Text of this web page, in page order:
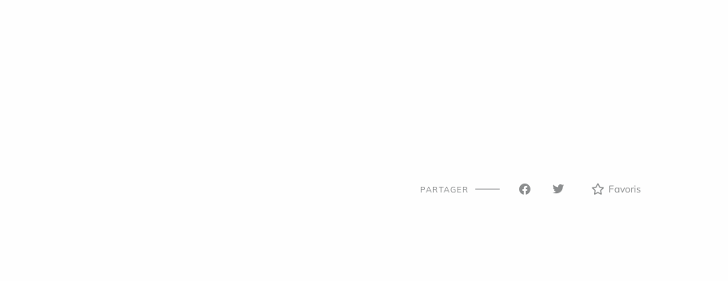
PARTAGER Favoris